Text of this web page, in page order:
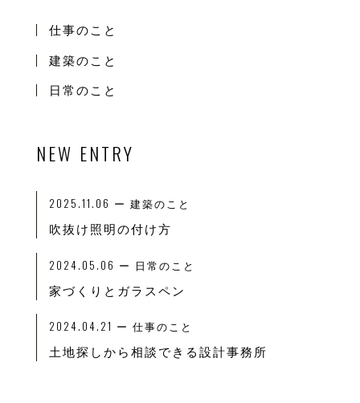
仕事のこと
建築のこと
日常のこと
NEW ENTRY
2025.11.06 ー 建築のこと
吹抜け照明の付け方
2024.05.06 ー 日常のこと
家づくりとガラスペン
2024.04.21 ー 仕事のこと
土地探しから相談できる設計事務所